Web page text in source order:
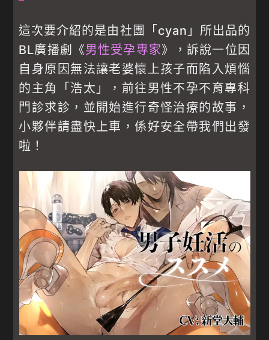
這次要介紹的是由社團「cyan」所出品的
BL廣播劇《男性受孕專家》，訴說一位因
自身原因無法讓老婆懷上孩子而陷入煩惱
的主角「浩太」，前往男性不孕不育專科
門診求診，並開始進行奇怪治療的故事，
小夥伴請盡快上車，係好安全帶我們出發
啦！